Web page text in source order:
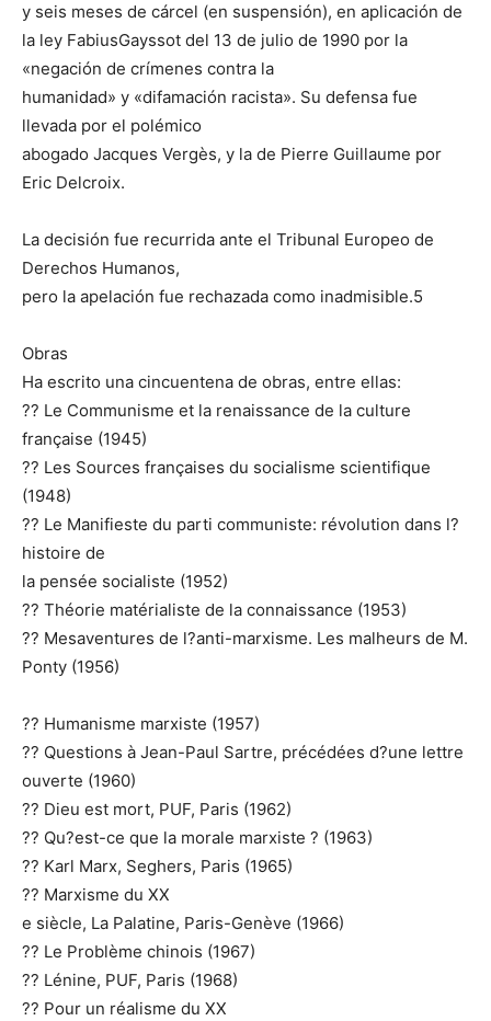
y seis meses de cárcel (en suspensión), en aplicación de
la ley FabiusGayssot del 13 de julio de 1990 por la
«negación de crímenes contra la
humanidad» y «difamación racista». Su defensa fue
llevada por el polémico
abogado Jacques Vergès, y la de Pierre Guillaume por
Eric Delcroix.
La decisión fue recurrida ante el Tribunal Europeo de
Derechos Humanos,
pero la apelación fue rechazada como inadmisible.5
Obras
Ha escrito una cincuentena de obras, entre ellas:
?? Le Communisme et la renaissance de la culture
française (1945)
?? Les Sources françaises du socialisme scientifique
(1948)
?? Le Manifieste du parti communiste: révolution dans l?
histoire de
la pensée socialiste (1952)
?? Théorie matérialiste de la connaissance (1953)
?? Mesaventures de l?anti-marxisme. Les malheurs de M.
Ponty (1956)
?? Humanisme marxiste (1957)
?? Questions à Jean-Paul Sartre, précédées d?une lettre
ouverte (1960)
?? Dieu est mort, PUF, Paris (1962)
?? Qu?est-ce que la morale marxiste ? (1963)
?? Karl Marx, Seghers, Paris (1965)
?? Marxisme du XX
e siècle, La Palatine, Paris-Genève (1966)
?? Le Problème chinois (1967)
?? Lénine, PUF, Paris (1968)
?? Pour un réalisme du XX